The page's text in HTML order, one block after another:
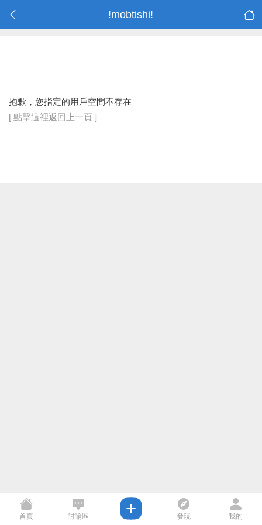
!mobtishi!
抱歉，您指定的用戶空間不存在
[ 點擊這裡返回上一頁 ]
首頁 討論區 發現 我的